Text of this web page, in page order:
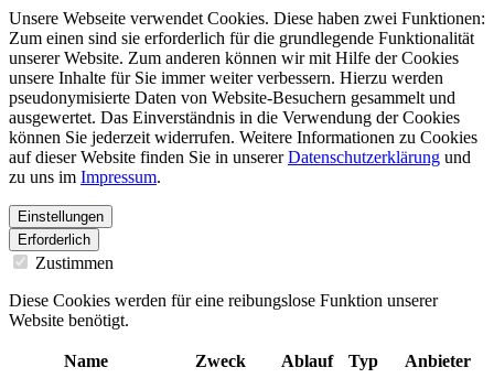
Unsere Webseite verwendet Cookies. Diese haben zwei Funktionen:
Zum einen sind sie erforderlich für die grundlegende Funktionalität
unserer Website. Zum anderen können wir mit Hilfe der Cookies
unsere Inhalte für Sie immer weiter verbessern. Hierzu werden
pseudonymisierte Daten von Website-Besuchern gesammelt und
ausgewertet. Das Einverständnis in die Verwendung der Cookies
können Sie jederzeit widerrufen. Weitere Informationen zu Cookies
auf dieser Website finden Sie in unsererDatenschutzerklärung und
zu uns im Impressum.
Einstellungen
Erforderlich
Zustimmen
Diese Cookies werden für eine reibungslose Funktion unserer
Website benötigt.
Name Zweck Ablauf Typ Anbieter